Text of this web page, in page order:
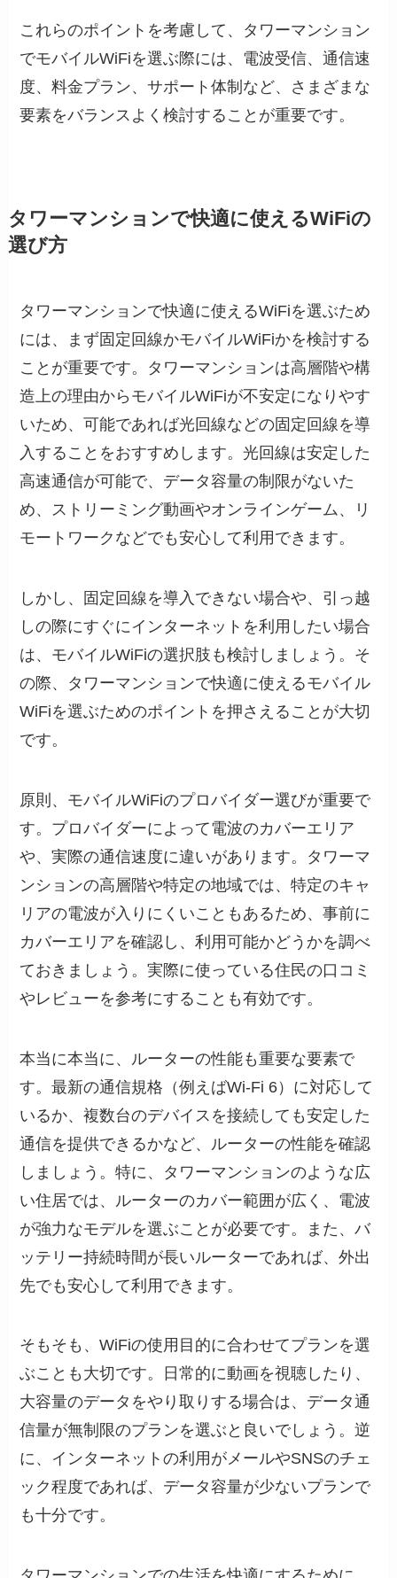
これらのポイントを考慮して、タワーマンション
でモバイルWiFiを選ぶ際には、電波受信、通信速
度、料金プラン、サポート体制など、さまざまな
要素をバランスよく検討することが重要です。
タワーマンションで快適に使えるWiFiの
選び方
タワーマンションで快適に使えるWiFiを選ぶため
には、まず固定回線かモバイルWiFiかを検討する
ことが重要です。タワーマンションは高層階や構
造上の理由からモバイルWiFiが不安定になりやす
いため、可能であれば光回線などの固定回線を導
入することをおすすめします。光回線は安定した
高速通信が可能で、データ容量の制限がないた
め、ストリーミング動画やオンラインゲーム、リ
モートワークなどでも安心して利用できます。
しかし、固定回線を導入できない場合や、引っ越
しの際にすぐにインターネットを利用したい場合
は、モバイルWiFiの選択肢も検討しましょう。そ
の際、タワーマンションで快適に使えるモバイル
WiFiを選ぶためのポイントを押さえることが大切
です。
原則、モバイルWiFiのプロバイダー選びが重要で
す。プロバイダーによって電波のカバーエリア
や、実際の通信速度に違いがあります。タワーマ
ンションの高層階や特定の地域では、特定のキャ
リアの電波が入りにくいこともあるため、事前に
カバーエリアを確認し、利用可能かどうかを調べ
ておきましょう。実際に使っている住民の口コミ
やレビューを参考にすることも有効です。
本当に本当に、ルーターの性能も重要な要素で
す。最新の通信規格（例えばWi-Fi 6）に対応して
いるか、複数台のデバイスを接続しても安定した
通信を提供できるかなど、ルーターの性能を確認
しましょう。特に、タワーマンションのような広
い住居では、ルーターのカバー範囲が広く、電波
が強力なモデルを選ぶことが必要です。また、バ
ッテリー持続時間が長いルーターであれば、外出
先でも安心して利用できます。
そもそも、WiFiの使用目的に合わせてプランを選
ぶことも大切です。日常的に動画を視聴したり、
大容量のデータをやり取りする場合は、データ通
信量が無制限のプランを選ぶと良いでしょう。逆
に、インターネットの利用がメールやSNSのチェ
ック程度であれば、データ容量が少ないプランで
も十分です。